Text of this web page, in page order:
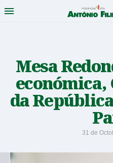
Menu
-
a
da
Mesa
da
31 de